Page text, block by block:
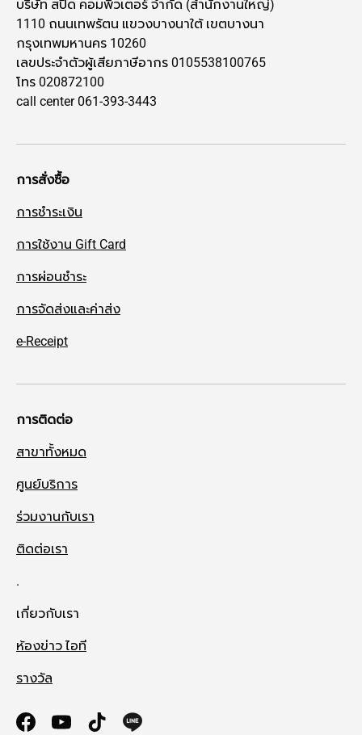
บริษัท สปีด คอมพิวเตอร์ จำกัด (สำนักงานใหญ่)
1110 ถนนเทพรัตน แขวงบางนาใต้ เขตบางนา
กรุงเทพมหานคร 10260
เลขประจำตัวผู้เสียภาษีอากร 0105538100765
โทร 020872100
call center 061-393-3443
การสั่งซื้อ
การชำระเงิน
การใช้งาน Gift Card
การผ่อนชำระ
การจัดส่งและค่าส่ง
e-Receipt
การติดต่อ
สาขาทั้งหมด
ศูนย์บริการ
ร่วมงานกับเรา
ติดต่อเรา
.
เกี่ยวกับเรา
ห้องข่าว ไอที
รางวัล
FacebookYouTubeTikTok